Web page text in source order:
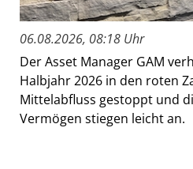
06.08.2026, 08:18 Uhr
Der Asset Manager GAM
Halbjahr 2026 in den roten
Mittelabfluss gestoppt und
Vermögen stiegen leicht an.